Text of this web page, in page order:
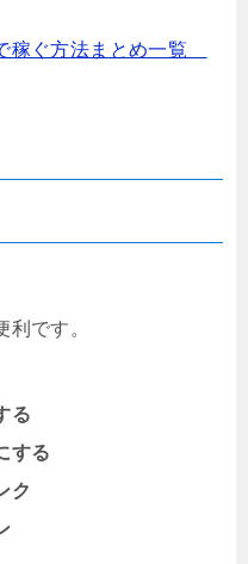
稼ぐ方法まとめ一覧
です。
る
する
ク